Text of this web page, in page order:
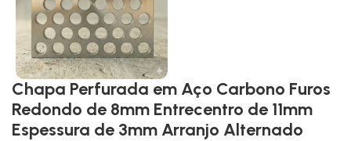
Chapa Perfurada em Aço Carbono Furos
Redondo de 8mm Entrecentro de 11mm
Espessura de 3mm Arranjo Alternado